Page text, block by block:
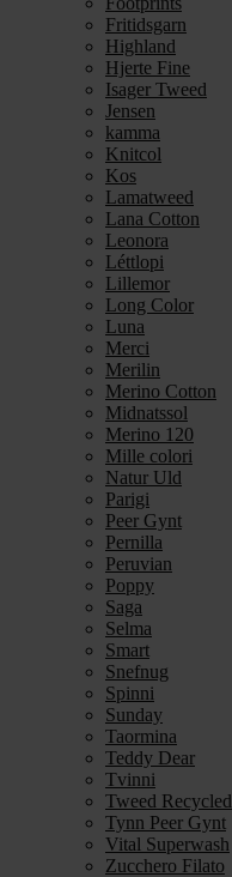
Fritidsgarn
Highland
Hjerte Fine
Isager Tweed
Jensen
kamma
Knitcol
Kos
Lamatweed
Lana Cotton
Leonora
Léttlopi
Lillemor
Long Color
Luna
Merci
Merilin
Merino Cotton
Midnatssol
Merino 120
Mille colori
Natur Uld
Parigi
Peer Gynt
Pernilla
Peruvian
Poppy
Saga
Selma
Smart
Snefnug
Spinni
Sunday
Taormina
Teddy Dear
Tvinni
Tweed Recycled
Tynn Peer Gynt
Vital Superwash
Zucchero Filato